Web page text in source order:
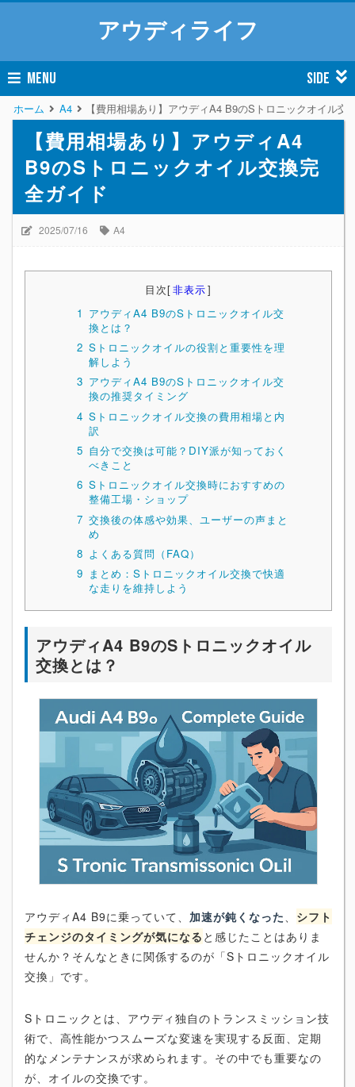
アウディライフ
MENU SIDE
ホーム A4 【費用相場あり】アウディA4 B9のSトロニックオイル交
【費用相場あり】アウディA4
B9のSトロニックオイル交換完
全ガイド
2025/07/16 A4
目次[非表示]
1 アウディA4 B9のSトロニックオイル交
換とは？
2 Sトロニックオイルの役割と重要性を理
解しよう
3 アウディA4 B9のSトロニックオイル交
換の推奨タイミング
4 Sトロニックオイル交換の費用相場と内
訳
5 自分で交換は可能？DIY派が知っておく
べきこと
6 Sトロニックオイル交換時におすすめの
整備工場・ショップ
7 交換後の体感や効果、ユーザーの声まと
め
8 よくある質問（FAQ）
9 まとめ：Sトロニックオイル交換で快適
な走りを維持しよう
アウディA4 B9のSトロニックオイル
交換とは？
アウディA4 B9に乗っていて、 加速が鈍くなった、 シフト
チェンジのタイミングが気になる と感じたことはありま
せんか？そんなときに関係するのが「Sトロニックオイル
交換」です。
Sトロニックとは、アウディ独自のトランスミッション技
術で、高性能かつスムーズな変速を実現する反面、定期
的なメンテナンスが求められます。その中でも重要なの
が、オイルの交換です。